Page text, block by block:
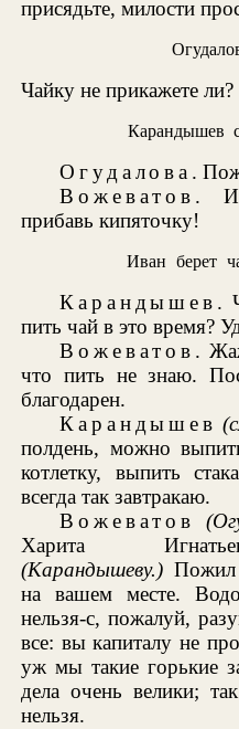
присядьте, милости
Чайку не прикажете ли?
Карандышев
Огудалова .
Вожеватов .
прибавь кипяточку!
Иван берет
Карандышев .
пить чай в это время?
Вожеватов .
что пить не знаю.
благодарен.
Карандышев
полдень, можно
котлетку, выпить
всегда так завтракаю.
Вожеватов
Харита
(Карандышеву.) Пожил
на вашем месте.
нельзя-с, пожалуй,
все: вы капиталу не
уж мы такие горькие
дела очень велики;
нельзя.